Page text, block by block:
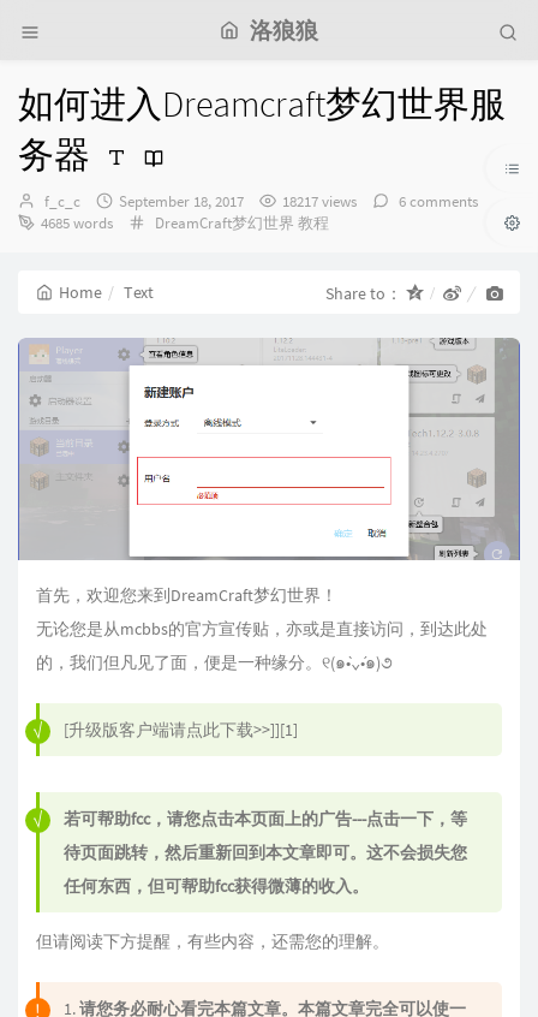
洛狼狼
如何进入Dreamcraft梦幻世界服
务器
Author：
f_c_c
发
布
September 18, 2017 18217 views
6 comments
4685 words
Categories：
DreamCraft梦幻世界 教程
Home Text Share to：
首先，欢迎您来到DreamCraft梦幻世界！
无论您是从mcbbs的官方宣传贴，亦或是直接访问，到达此处
的，我们但凡见了面，便是一种缘分。୧(๑•̀⌄•́๑)૭
[升级版客户端请点此下载>>]][1]
若可帮助fcc，请您点击本页面上的广告---点击一下，等
待页面跳转，然后重新回到本文章即可。这不会损失您
任何东西，但可帮助fcc获得微薄的收入。
但请阅读下方提醒，有些内容，还需您的理解。
1.请您务必耐心看完本篇文章。本篇文章完全可以使一